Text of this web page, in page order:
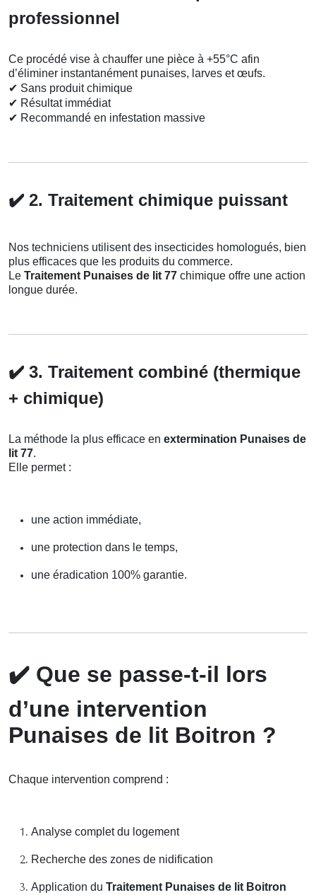
professionnel
Ce procédé vise à chauffer une pièce à +55°C afin
d’éliminer instantanément punaises, larves et œufs.
✔ Sans produit chimique
✔ Résultat immédiat
✔ Recommandé en infestation massive
✔️ 2. Traitement chimique puissant
Nos techniciens utilisent des insecticides homologués, bien
plus efficaces que les produits du commerce.
Le Traitement Punaises de lit 77 chimique offre une action
longue durée.
✔️ 3. Traitement combiné (thermique
+ chimique)
La méthode la plus efficace en extermination Punaises de
lit 77.
Elle permet :
une action immédiate,
une protection dans le temps,
une éradication 100% garantie.
✔️ Que se passe-t-il lors
d’une intervention
Punaises de lit Boitron ?
Chaque intervention comprend :
Analyse complet du logement
Recherche des zones de nidification
Application du Traitement Punaises de lit Boitron